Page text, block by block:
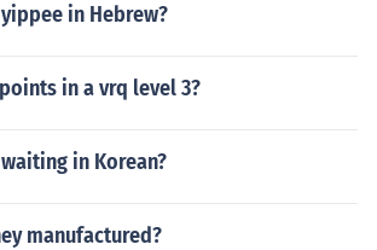
in Hebrew?
in a vrq level 3?
in Korean?
manufactured?